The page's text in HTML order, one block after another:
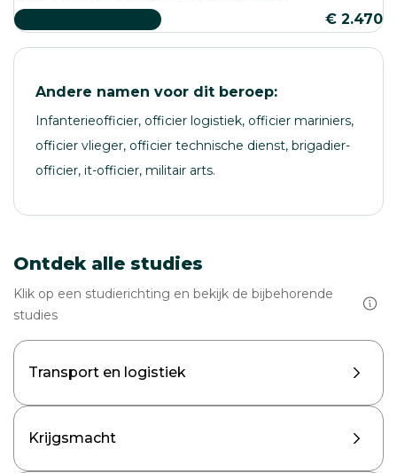
€ 2.470
Andere namen voor dit beroep:
Infanterieofficier, officier logistiek, officier mariniers,
officier vlieger, officier technische dienst, brigadier-
officier, it-officier, militair arts.
Ontdek alle studies
Klik op een studierichting en bekijk de bijbehorende
studies
Transport en logistiek
Krijgsmacht